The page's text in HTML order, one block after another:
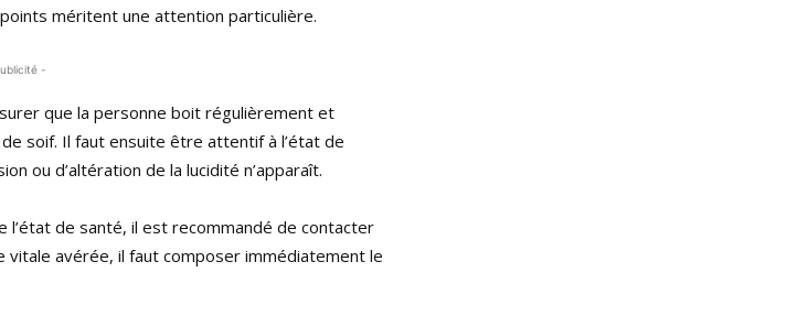
méritent une attention particulière.
-
que la personne boit régulièrement et
soif. Il faut ensuite être attentif à l’état de
ou d’altération de la lucidité n’apparaît.
de santé, il est recommandé de contacter
vitale avérée, il faut composer immédiatement le